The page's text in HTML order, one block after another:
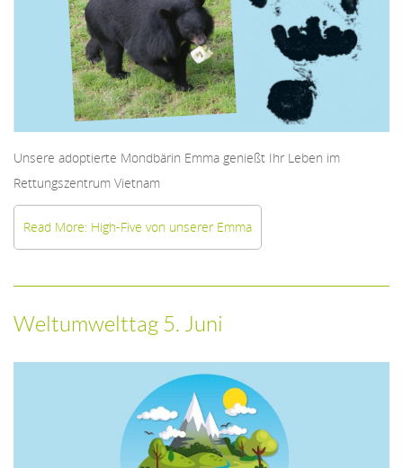
Unsere adoptierte Mondbärin Emma genießt Ihr Leben im
Rettungszentrum Vietnam
Read More: High-Five von unserer Emma
Weltumwelttag 5. Juni